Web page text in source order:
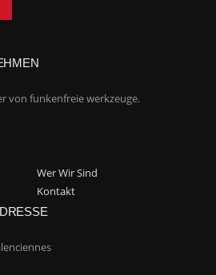
von funkenfreie werkzeuge.
Wer Wir Sind
Kontakt